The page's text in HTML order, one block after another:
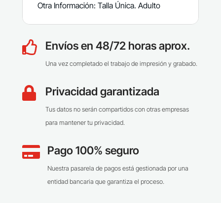
Otra Información: Talla Única. Adulto
 Envíos en 48/72 horas aprox.
Una vez completado el trabajo de impresión y grabado.
 Privacidad garantizada
Tus datos no serán compartidos con otras empresas
para mantener tu privacidad.
 Pago 100% seguro
Nuestra pasarela de pagos está gestionada por una
entidad bancaria que garantiza el proceso.